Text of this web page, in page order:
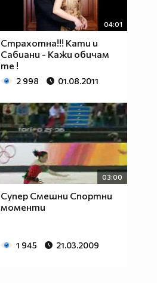
04:01
Страхотна!!! Кати и
Сабиани - Кажи обичам
те !
2 998 01.08.2011
03:00
Супер Смешни Спортни
моменти
1 945 21.03.2009